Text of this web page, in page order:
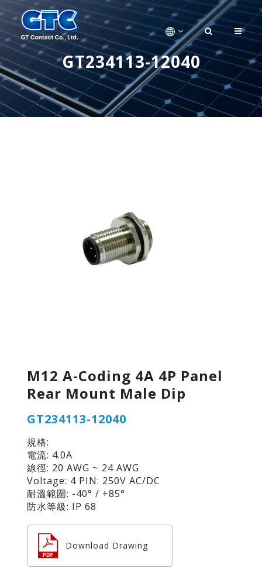
GT234113-12040
M12 A-Coding 4A 4P Panel
Rear Mount Male Dip
GT234113-12040
規格:
電流: 4.0A
線徑: 20 AWG ~ 24 AWG
Voltage: 4 PIN: 250V AC/DC
耐溫範圍: -40° / +85°
防水等級: IP 68
Download Drawing